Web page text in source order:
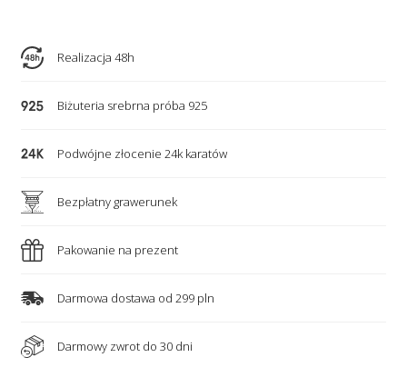
eleganckie
serce
nieskończoność
Realizacja 48h
Biżuteria srebrna próba 925
Podwójne złocenie 24k karatów
Bezpłatny grawerunek
Pakowanie na prezent
Darmowa dostawa od 299 pln
Darmowy zwrot do 30 dni